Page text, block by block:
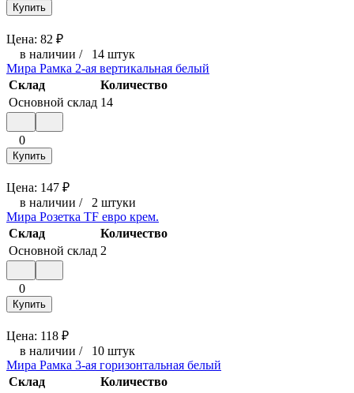
Купить
Цена: 82 ₽
в наличии / 14 штук
Мира Рамка 2-ая вертикальная белый
Склад
Количество
Основной склад 14
0
Купить
Цена: 147 ₽
в наличии / 2 штуки
Мира Розетка TF евро крем.
Склад
Количество
Основной склад 2
0
Купить
Цена: 118 ₽
в наличии / 10 штук
Мира Рамка 3-ая горизонтальная белый
Склад
Количество